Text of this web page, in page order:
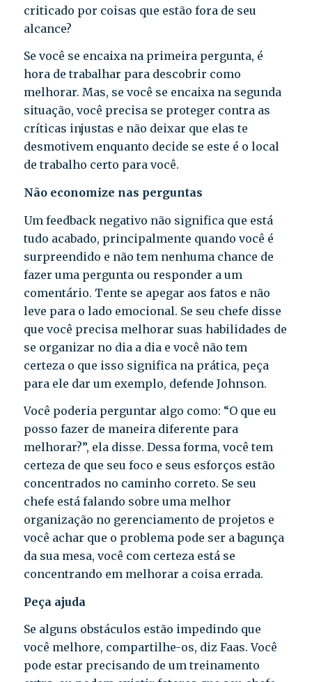
criticado por coisas que estão fora de seu
alcance?
Se você se encaixa na primeira pergunta, é
hora de trabalhar para descobrir como
melhorar. Mas, se você se encaixa na segunda
situação, você precisa se proteger contra as
críticas injustas e não deixar que elas te
desmotivem enquanto decide se este é o local
de trabalho certo para você.
Não economize nas perguntas
Um feedback negativo não significa que está
tudo acabado, principalmente quando você é
surpreendido e não tem nenhuma chance de
fazer uma pergunta ou responder a um
comentário. Tente se apegar aos fatos e não
leve para o lado emocional. Se seu chefe disse
que você precisa melhorar suas habilidades de
se organizar no dia a dia e você não tem
certeza o que isso significa na prática, peça
para ele dar um exemplo, defende Johnson.
Você poderia perguntar algo como: “O que eu
posso fazer de maneira diferente para
melhorar?”, ela disse. Dessa forma, você tem
certeza de que seu foco e seus esforços estão
concentrados no caminho correto. Se seu
chefe está falando sobre uma melhor
organização no gerenciamento de projetos e
você achar que o problema pode ser a bagunça
da sua mesa, você com certeza está se
concentrando em melhorar a coisa errada.
Peça ajuda
Se alguns obstáculos estão impedindo que
você melhore, compartilhe-os, diz Faas. Você
pode estar precisando de um treinamento